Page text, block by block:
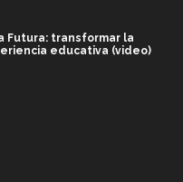
Futura: transformar la
educativa (video)